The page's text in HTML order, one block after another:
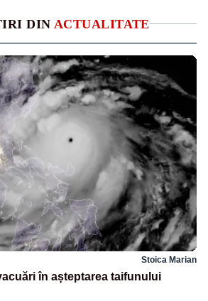
DIN ACTUALITATE
Stoica Marian
în așteptarea taifunului